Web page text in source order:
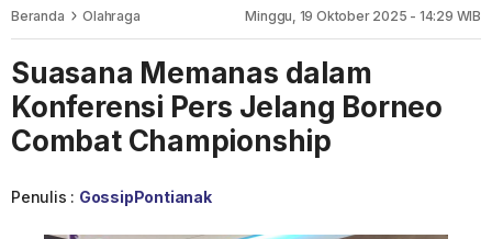
Beranda Olahraga Minggu, 19 Oktober 2025 - 14:29 WIB
Suasana Memanas dalam
Konferensi Pers Jelang Borneo
Combat Championship
Penulis : GossipPontianak